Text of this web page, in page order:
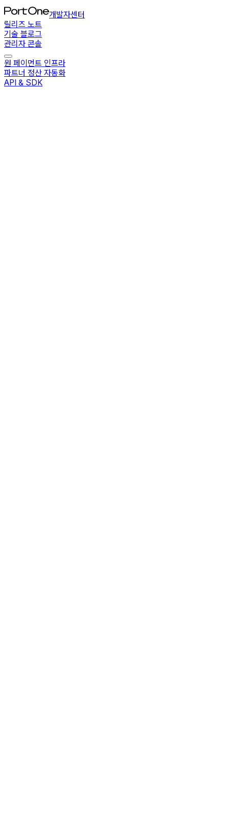
개발자센터
릴리즈 노트
기술 블로그
관리자 콘솔
원 페이먼트 인프라
파트너 정산 자동화
API & SDK